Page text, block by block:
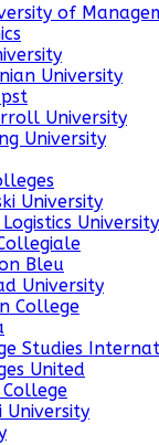
of
University
University
University
University
University
Bleu
University
College
Studies
United
University